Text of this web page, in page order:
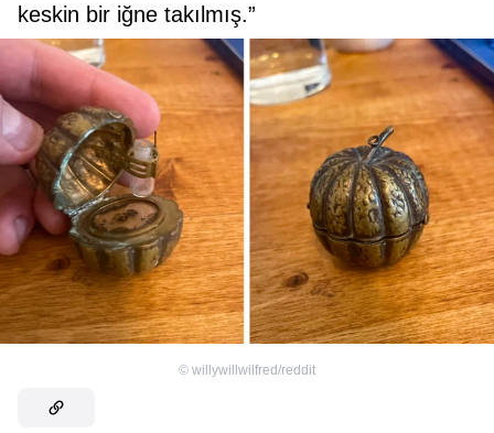
keskin bir iğne takılmış.”
© willywillwilfred/reddit